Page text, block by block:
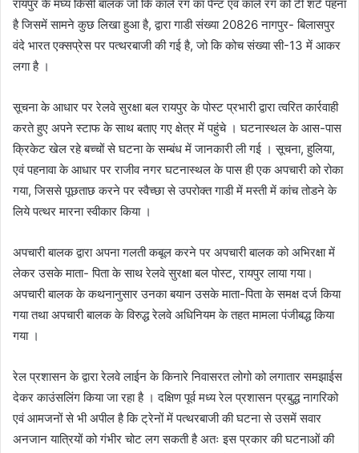
रायपुर के मघ्य किसी बालक जो कि काले रंग का पेन्ट एवं काले रंग को टी शर्ट पहना
है जिसमें सामने कुछ लिखा हुआ है, द्वारा गाडी संख्या 20826 नागपुर- बिलासपुर
वंदे भारत एक्सप्रेस पर पत्थरबाजी की गई है, जो कि कोच संख्या सी-13 में आकर
लगा है ।
सूचना के आधार पर रेलवे सुरक्षा बल रायपुर के पोस्ट प्रभारी द्वारा त्वरित कार्रवाही
करते हुए अपने स्टाफ के साथ बताए गए क्षेत्र में पहुंचे । घटनास्थल के आस-पास
क्रिकेट खेल रहे बच्चों से घटना के सम्बंध में जानकारी ली गई । सूचना, हुलिया,
एवं पहनावा के आधार पर राजीव नगर घटनास्थल के पास ही एक अपचारी को रोका
गया, जिससे पूछताछ करने पर स्वैच्छा से उपरोक्त गाडी में मस्ती में कांच तोडने के
लिये पत्थर मारना स्वीकार किया ।
अपचारी बालक द्वारा अपना गलती कबूल करने पर अपचारी बालक को अभिरक्षा में
लेकर उसके माता- पिता के साथ रेलवे सुरक्षा बल पोस्ट, रायपुर लाया गया।
अपचारी बालक के कथनानुसार उनका बयान उसके माता-पिता के समक्ष दर्ज किया
गया तथा अपचारी बालक के विरुद्ध रेलवे अधिनियम के तहत मामला पंजीबद्ध किया
गया ।
रेल प्रशासन के द्वारा रेलवे लाईन के किनारे निवासरत लोगो को लगातार समझाईस
देकर काउंसलिंग किया जा रहा है । दक्षिण पूर्व मध्य रेल प्रशासन प्रबुद्ध नागरिको
एवं आमजनों से भी अपील है कि ट्रेनों में पत्थरबाजी की घटना से उसमें सवार
अनजान यात्रियों को गंभीर चोट लग सकती है अतः इस प्रकार की घटनाओं की